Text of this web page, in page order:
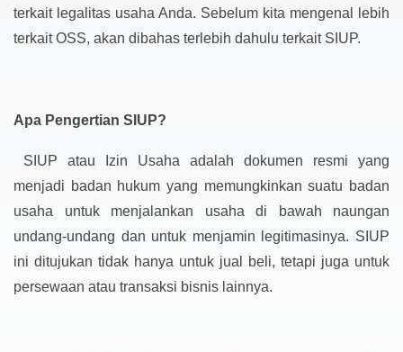
terkait legalitas usaha Anda. Sebelum kita mengenal lebih
terkait OSS, akan dibahas terlebih dahulu terkait SIUP.
Apa Pengertian SIUP?
SIUP atau Izin Usaha adalah dokumen resmi yang
menjadi badan hukum yang memungkinkan suatu badan
usaha untuk menjalankan usaha di bawah naungan
undang-undang dan untuk menjamin legitimasinya. SIUP
ini ditujukan tidak hanya untuk jual beli, tetapi juga untuk
persewaan atau transaksi bisnis lainnya.